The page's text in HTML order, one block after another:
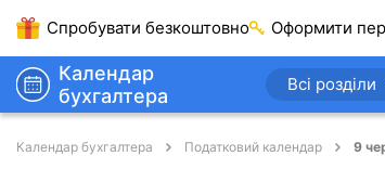
Спробувати безкоштовно Оформити
Календар
бухгалтера
Всі розділи
Календар бухгалтера Податковий календар 9